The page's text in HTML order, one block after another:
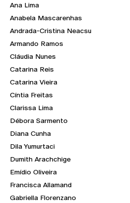
Ana Lima
Anabela Mascarenhas
Andrada-Cristina Neacsu
Armando Ramos
Cláudia Nunes
Catarina Reis
Catarina Vieira
Cíntia Freitas
Clarissa Lima
Débora Sarmento
Diana Cunha
Dila Yumurtaci
Dumith Arachchige
Emídio Oliveira
Francisca Allamand
Gabriella Florenzano